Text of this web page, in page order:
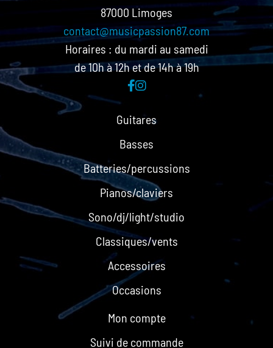
Guitares
Basses
Batteries/percussions
Pianos/claviers
Sono/dj/light/studio
Classiques/vents
Accessoires
Occasions
87000 Limoges
contact@musicpassion87.com
Horaires : du mardi au samedi
de 10h à 12h et de 14h à 19h
Mon compte
Suivi de commande